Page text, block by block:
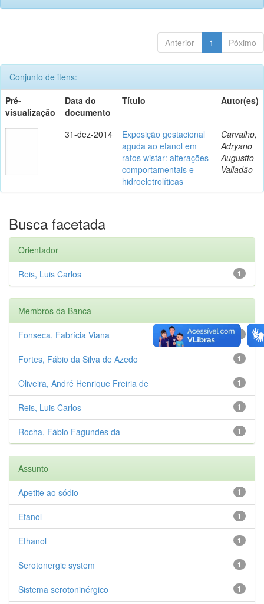
Anterior 1 Póximo
Conjunto de itens:
Pré-
visualização
Data do
documento
Título Autor(es)
31-dez-2014
Exposição gestacional
aguda ao etanol em
ratos wistar: alterações
comportamentais e
hidroeletrolíticas
Carvalho,
Adryano
Augustto
Valladão
Busca facetada
Orientador
1
Reis, Luis Carlos
Membros da Banca
Fonseca, Fabrícia Viana
1
Fortes, Fábio da Silva de Azedo
1
Oliveira, André Henrique Freiria de
1
Reis, Luis Carlos
1
Rocha, Fábio Fagundes da
Assunto
1
Apetite ao sódio
1
Etanol
1
Ethanol
1
Serotonergic system
1
Sistema serotoninérgico